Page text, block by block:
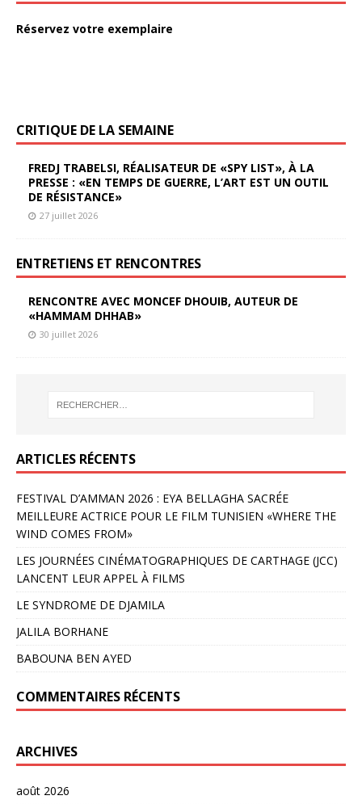
Réservez votre exemplaire
CRITIQUE DE LA SEMAINE
FREDJ TRABELSI, RÉALISATEUR DE «SPY LIST», À LA
PRESSE : «EN TEMPS DE GUERRE, L’ART EST UN OUTIL
DE RÉSISTANCE»
27 juillet 2026
ENTRETIENS ET RENCONTRES
RENCONTRE AVEC MONCEF DHOUIB, AUTEUR DE
«HAMMAM DHHAB»
30 juillet 2026
ARTICLES RÉCENTS
FESTIVAL D’AMMAN 2026 : EYA BELLAGHA SACRÉE
MEILLEURE ACTRICE POUR LE FILM TUNISIEN «WHERE THE
WIND COMES FROM»
LES JOURNÉES CINÉMATOGRAPHIQUES DE CARTHAGE (JCC)
LANCENT LEUR APPEL À FILMS
LE SYNDROME DE DJAMILA
JALILA BORHANE
BABOUNA BEN AYED
COMMENTAIRES RÉCENTS
ARCHIVES
août 2026